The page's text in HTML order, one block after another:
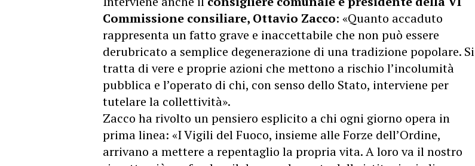
Commissione consiliare, Ottavio Zacco: «Quanto accaduto
rappresenta un fatto grave e inaccettabile che non può essere
derubricato a semplice degenerazione di una tradizione popolare. Si
tratta di vere e proprie azioni che mettono a rischio l’incolumità
pubblica e l’operato di chi, con senso dello Stato, interviene per
tutelare la collettività».
Zacco ha rivolto un pensiero esplicito a chi ogni giorno opera in
prima linea: «I Vigili del Fuoco, insieme alle Forze dell’Ordine,
arrivano a mettere a repentaglio la propria vita. A loro va il nostro